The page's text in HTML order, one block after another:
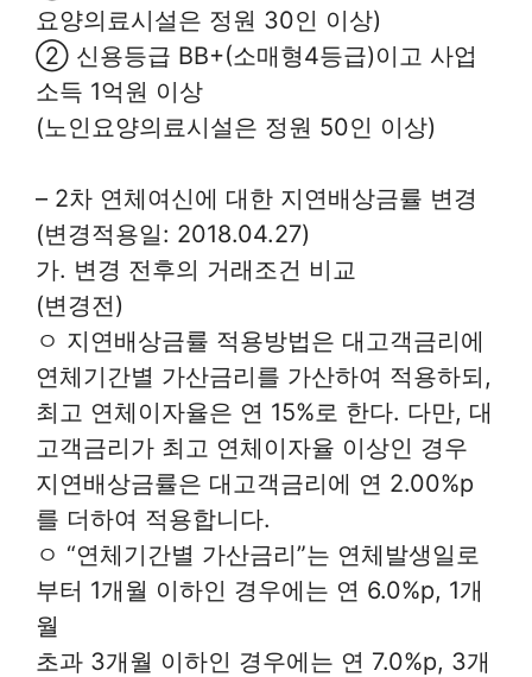
요양의료시설은 정원 30인 이상)
② 신용등급 BB+(소매형4등급)이고 사업
소득 1억원 이상
(노인요양의료시설은 정원 50인 이상)
– 2차 연체여신에 대한 지연배상금률 변경
(변경적용일: 2018.04.27)
가. 변경 전후의 거래조건 비교
(변경전)
ㅇ 지연배상금률 적용방법은 대고객금리에
연체기간별 가산금리를 가산하여 적용하되,
최고 연체이자율은 연 15%로 한다. 다만, 대
고객금리가 최고 연체이자율 이상인 경우
지연배상금률은 대고객금리에 연 2.00%p
를 더하여 적용합니다.
ㅇ “연체기간별 가산금리”는 연체발생일로
부터 1개월 이하인 경우에는 연 6.0%p, 1개
월
초과 3개월 이하인 경우에는 연 7.0%p, 3개